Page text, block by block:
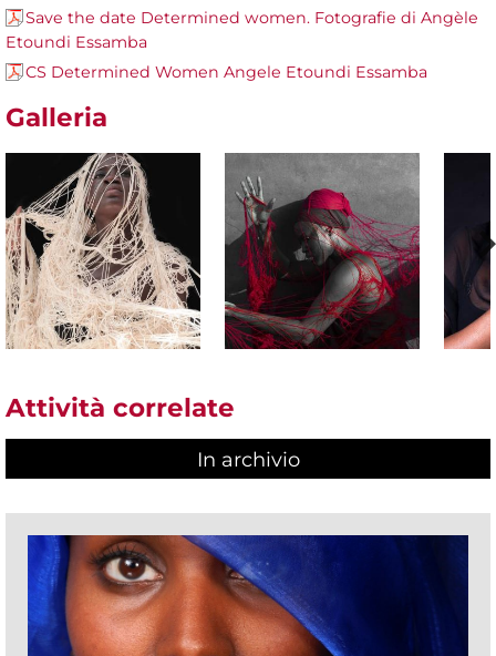
Save the date Determined women. Fotografie di Angèle
Etoundi Essamba
CS Determined Women Angele Etoundi Essamba
Galleria
Attività correlate
In archivio